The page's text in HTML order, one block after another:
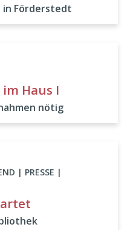
in Förderstedt
Haus I
nötig
| PRESSE |